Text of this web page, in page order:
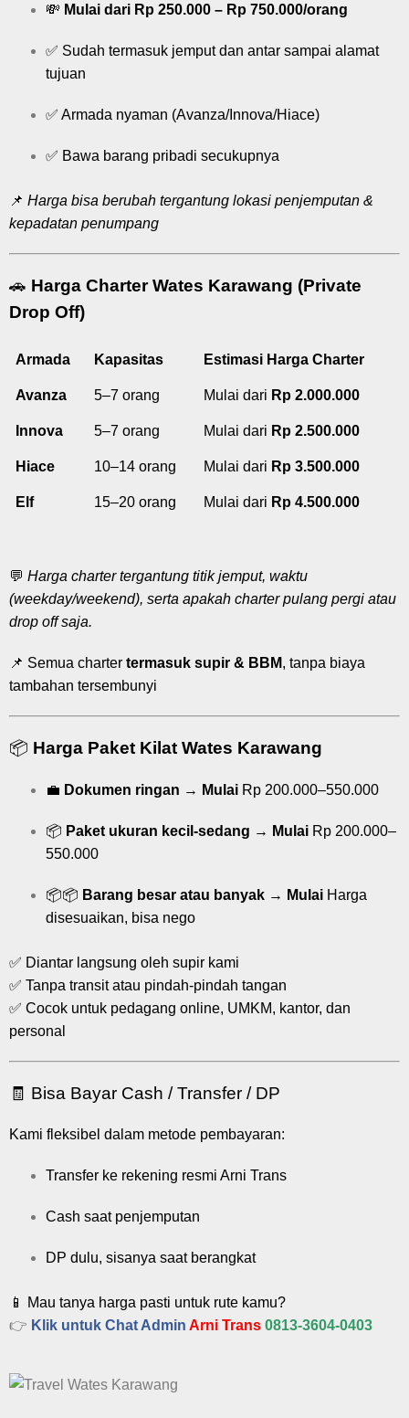
💸 Mulai dari Rp 250.000 – Rp 750.000/orang
✅ Sudah termasuk jemput dan antar sampai alamat
tujuan
✅ Armada nyaman (Avanza/Innova/Hiace)
✅ Bawa barang pribadi secukupnya
📌 Harga bisa berubah tergantung lokasi penjemputan &
kepadatan penumpang
🚗 Harga Charter Wates Karawang (Private
Drop Off)
Armada Kapasitas Estimasi Harga Charter
Avanza 5–7 orang Mulai dari Rp 2.000.000
Innova 5–7 orang Mulai dari Rp 2.500.000
Hiace 10–14 orang Mulai dari Rp 3.500.000
Elf 15–20 orang Mulai dari Rp 4.500.000
💬 Harga charter tergantung titik jemput, waktu
(weekday/weekend), serta apakah charter pulang pergi atau
drop off saja.
📌 Semua charter termasuk supir & BBM, tanpa biaya
tambahan tersembunyi
📦 Harga Paket Kilat Wates Karawang
💼 Dokumen ringan → Mulai Rp 200.000–550.000
📦 Paket ukuran kecil-sedang → Mulai Rp 200.000–
550.000
📦📦 Barang besar atau banyak → Mulai Harga
disesuaikan, bisa nego
✅ Diantar langsung oleh supir kami
✅ Tanpa transit atau pindah-pindah tangan
✅ Cocok untuk pedagang online, UMKM, kantor, dan
personal
🧾 Bisa Bayar Cash / Transfer / DP
Kami fleksibel dalam metode pembayaran:
Transfer ke rekening resmi Arni Trans
Cash saat penjemputan
DP dulu, sisanya saat berangkat
📱 Mau tanya harga pasti untuk rute kamu?
👉 Klik untuk Chat Admin Arni Trans 0813-3604-0403